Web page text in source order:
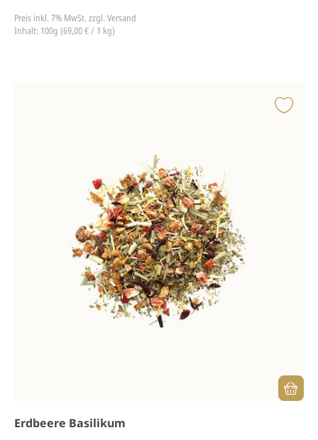
Preis inkl. 7% MwSt. zzgl. Versand
Inhalt: 100g (69,00 € / 1 kg)
Erdbeere Basilikum